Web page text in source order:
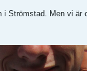
Strömstad. Men vi